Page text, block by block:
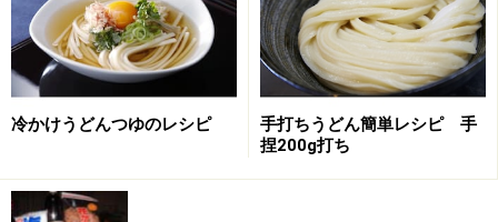
ここは力を入れないでかき回す感じで粉に水分を含ませ
る感じ。
パラパラのヒラヒラした状態で完成。
注意 基本を手こねとしたので少し加水が多めです。足
で踏む場合や寝かし時間を長くする場合は5ｇくらい水
を少なくする。
冷かけうどんつゆのレシピ
手打ちうどん簡単レシピ 手
捏200g打ち